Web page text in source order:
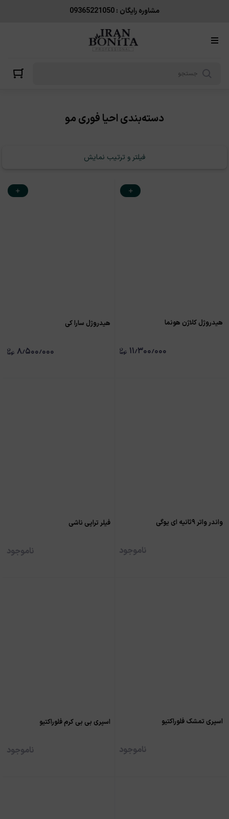
مشاوره رایگان : 09365221050
دسته‌بندی احیا فوری مو
فیلتر و ترتیب نمایش
هیدروژل کلاژن هونما
۱۱٫۳۰۰٫۰۰۰
هیدروژل سارا کی
۸٫۵۰۰٫۰۰۰
واندر واتر ۹ثانیه ای یوگی
ناموجود
فیلر تراپی ناشی
ناموجود
اسپری تمشک فلوراکتیو
ناموجود
اسپری بی بی کرم فلوراکتیو
ناموجود